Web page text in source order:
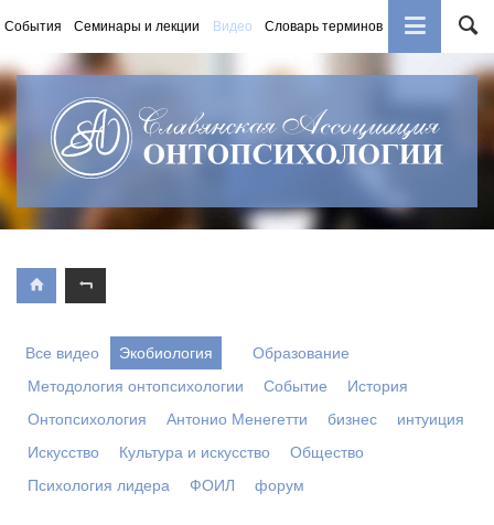
События Семинары и лекции Видео Словарь терминов Книги
Все видео Экобиология
Образование
Методология онтопсихологии
Событие
История
Онтопсихология
Антонио Менегетти бизнес
интуиция
Искусство
Культура и искусство
Общество
Психология лидера
ФОИЛ форум